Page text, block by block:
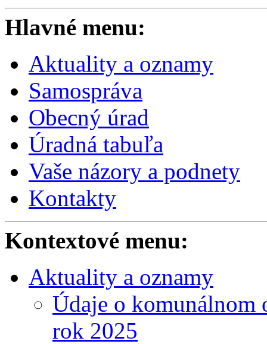
Hlavné menu:
Aktuality a oznamy
Samospráva
Obecný úrad
Úradná tabuľa
Vaše názory a podnety
Kontakty
Kontextové menu:
Aktuality a oznamy
Údaje o komunálnom
rok 2025